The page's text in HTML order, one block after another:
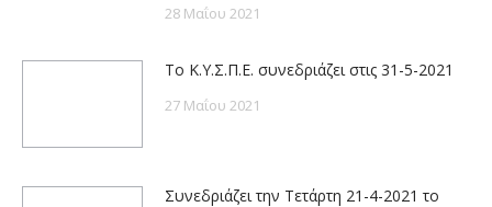
28 Μαΐου 2021
Το Κ.Υ.Σ.Π.Ε. συνεδριάζει στις 31-5-2021
27 Μαΐου 2021
Συνεδριάζει την Τετάρτη 21-4-2021 το